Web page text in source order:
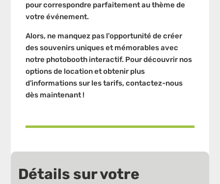
pour correspondre parfaitement au thème de
votre événement.
Alors, ne manquez pas l'opportunité de créer
des souvenirs uniques et mémorables avec
notre photobooth interactif. Pour découvrir nos
options de location et obtenir plus
d'informations sur les tarifs, contactez-nous
dès maintenant !
Détails sur votre